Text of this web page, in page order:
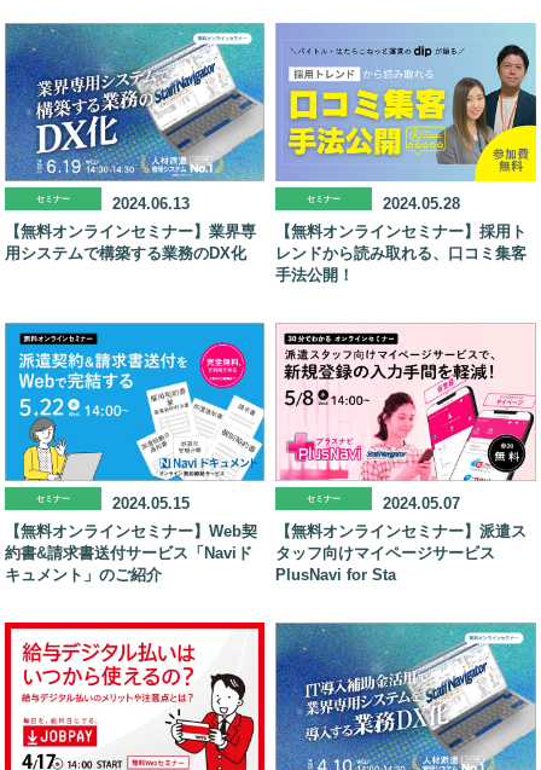
セミナー
2024.06.13
【無料オンラインセミナー】業界専
用システムで構築する業務のDX化
セミナー
2024.05.28
【無料オンラインセミナー】採用ト
レンドから読み取れる、口コミ集客
手法公開！
セミナー
2024.05.15
【無料オンラインセミナー】Web契
約書&請求書送付サービス「Naviド
キュメント」のご紹介
セミナー
2024.05.07
【無料オンラインセミナー】派遣ス
タッフ向けマイページサービス
PlusNavi for Sta